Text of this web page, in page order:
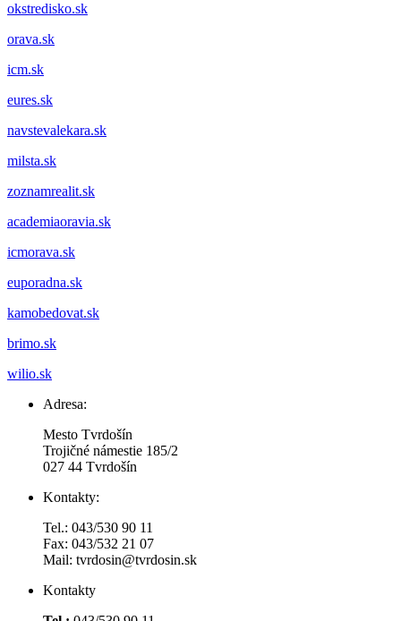
okstredisko.sk
orava.sk
icm.sk
eures.sk
navstevalekara.sk
milsta.sk
zoznamrealit.sk
academiaoravia.sk
icmorava.sk
euporadna.sk
kamobedovat.sk
brimo.sk
wilio.sk
Adresa:
Mesto Tvrdošín
Trojičné námestie 185/2
027 44 Tvrdošín
Kontakty:
Tel.: 043/530 90 11
Fax: 043/532 21 07
Mail: tvrdosin@tvrdosin.sk
Kontakty